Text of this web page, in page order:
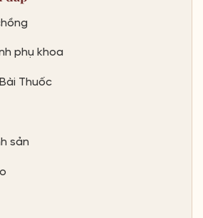
phụ khoa
Thuốc
sản